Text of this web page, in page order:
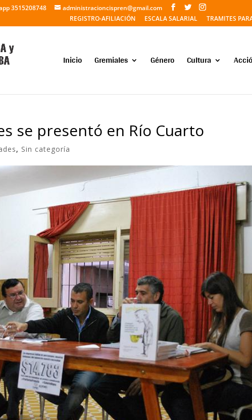
3515208748
administracioncispren@gmail.com
REGISTRO-AFILIACIÓN
ESCALA SALARIAL TRAMITES
Inicio Gremiales Género Cultura
se presentó en Río Cuarto
, Sin categoría